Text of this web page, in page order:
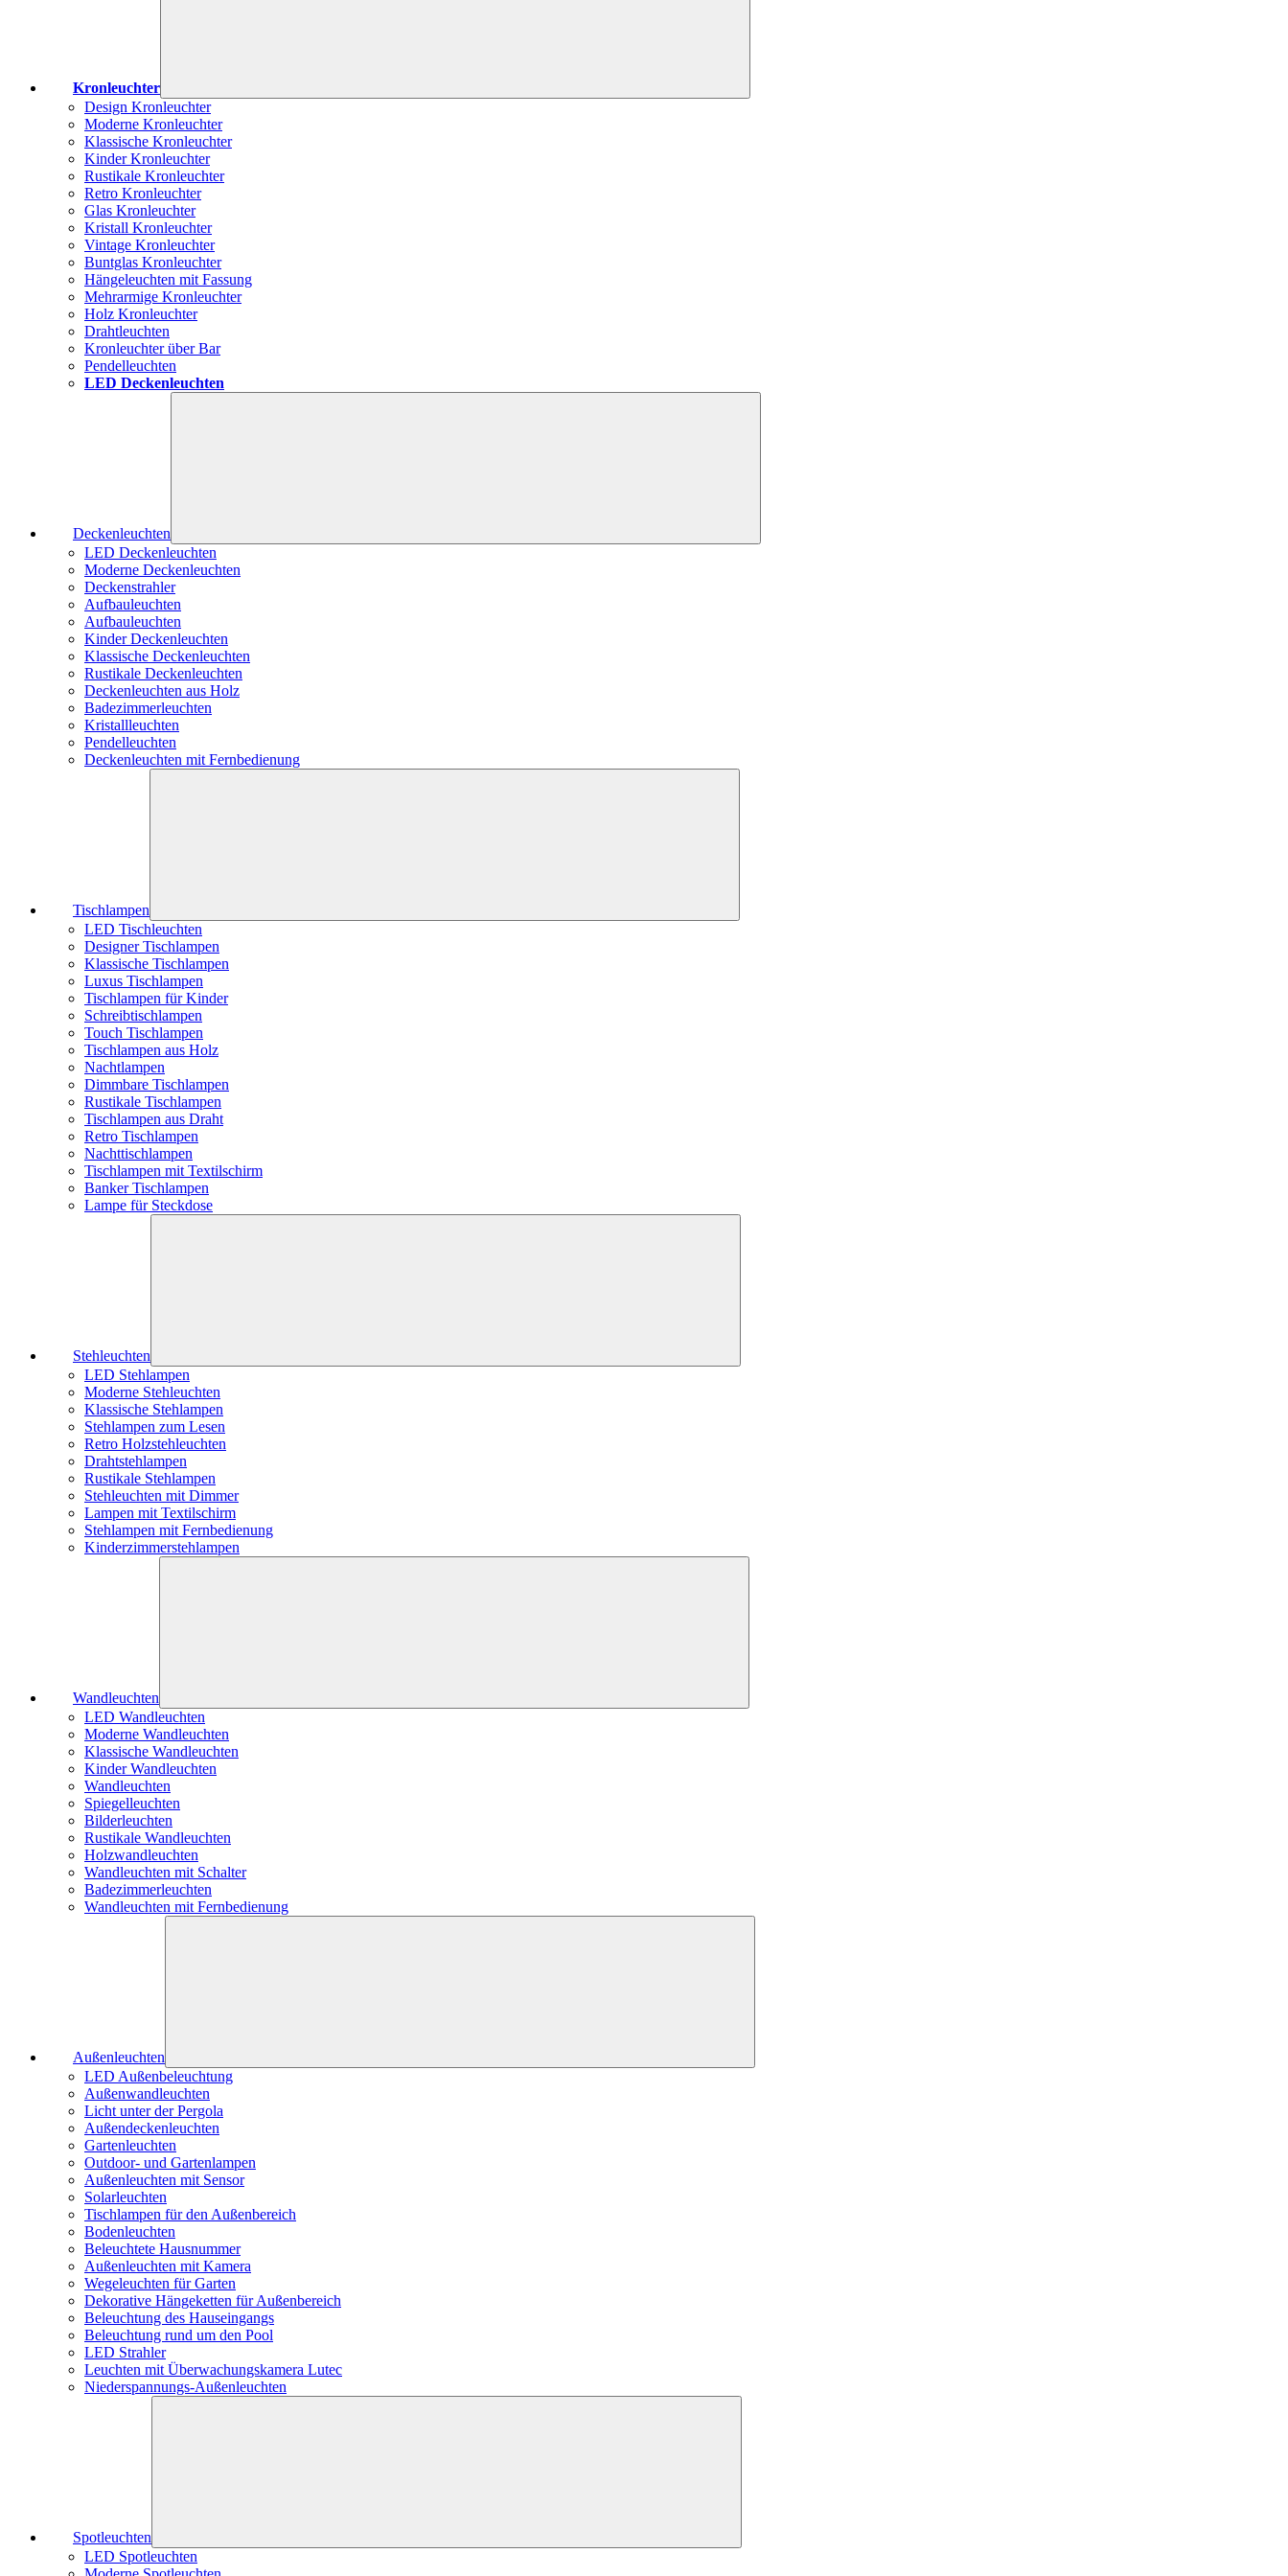
Kronleuchter
Design Kronleuchter
Moderne Kronleuchter
Klassische Kronleuchter
Kinder Kronleuchter
Rustikale Kronleuchter
Retro Kronleuchter
Glas Kronleuchter
Kristall Kronleuchter
Vintage Kronleuchter
Buntglas Kronleuchter
Hängeleuchten mit Fassung
Mehrarmige Kronleuchter
Holz Kronleuchter
Drahtleuchten
Kronleuchter über Bar
Pendelleuchten
LED Deckenleuchten
Deckenleuchten
LED Deckenleuchten
Moderne Deckenleuchten
Deckenstrahler
Aufbauleuchten
Aufbauleuchten
Kinder Deckenleuchten
Klassische Deckenleuchten
Rustikale Deckenleuchten
Deckenleuchten aus Holz
Badezimmerleuchten
Kristallleuchten
Pendelleuchten
Deckenleuchten mit Fernbedienung
Tischlampen
LED Tischleuchten
Designer Tischlampen
Klassische Tischlampen
Luxus Tischlampen
Tischlampen für Kinder
Schreibtischlampen
Touch Tischlampen
Tischlampen aus Holz
Nachtlampen
Dimmbare Tischlampen
Rustikale Tischlampen
Tischlampen aus Draht
Retro Tischlampen
Nachttischlampen
Tischlampen mit Textilschirm
Banker Tischlampen
Lampe für Steckdose
Stehleuchten
LED Stehlampen
Moderne Stehleuchten
Klassische Stehlampen
Stehlampen zum Lesen
Retro Holzstehleuchten
Drahtstehlampen
Rustikale Stehlampen
Stehleuchten mit Dimmer
Lampen mit Textilschirm
Stehlampen mit Fernbedienung
Kinderzimmerstehlampen
Wandleuchten
LED Wandleuchten
Moderne Wandleuchten
Klassische Wandleuchten
Kinder Wandleuchten
Wandleuchten
Spiegelleuchten
Bilderleuchten
Rustikale Wandleuchten
Holzwandleuchten
Wandleuchten mit Schalter
Badezimmerleuchten
Wandleuchten mit Fernbedienung
Außenleuchten
LED Außenbeleuchtung
Außenwandleuchten
Licht unter der Pergola
Außendeckenleuchten
Gartenleuchten
Outdoor- und Gartenlampen
Außenleuchten mit Sensor
Solarleuchten
Tischlampen für den Außenbereich
Bodenleuchten
Beleuchtete Hausnummer
Außenleuchten mit Kamera
Wegeleuchten für Garten
Dekorative Hängeketten für Außenbereich
Beleuchtung des Hauseingangs
Beleuchtung rund um den Pool
LED Strahler
Leuchten mit Überwachungskamera Lutec
Niederspannungs-Außenleuchten
Spotleuchten
LED Spotleuchten